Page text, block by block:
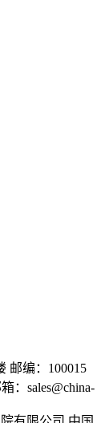
邮编：100015
：sales@china-